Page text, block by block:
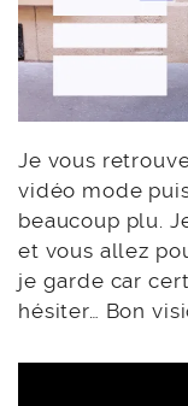
Je vous
vidéo mode
beaucoup plu.
et vous allez
je garde car
hésiter… Bon